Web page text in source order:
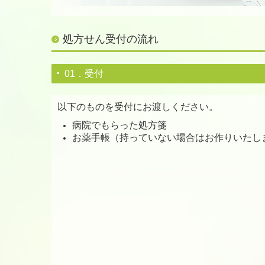
処方せん受付の流れ
01．受付
以下のものを受付にお渡しください。
病院でもらった処方箋
お薬手帳（持っていない場合はお作りいたし